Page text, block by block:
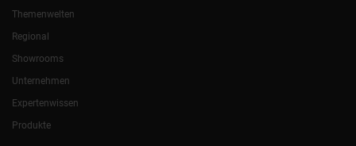
Themenwelten
Regional
Showrooms
Unternehmen
Expertenwissen
Produkte